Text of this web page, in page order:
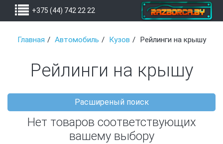
+375 (44) 742 22 22
Главная Автомобиль Кузов Рейлинги на крышу
Рейлинги на крышу
Расширеный поиск
Нет товаров соответствующих
вашему выбору